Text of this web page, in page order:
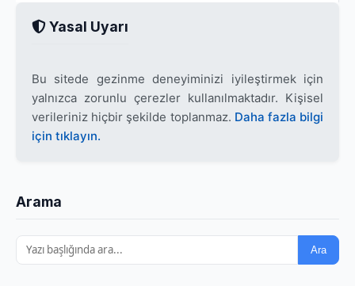
Yasal Uyarı
Bu sitede gezinme deneyiminizi iyileştirmek için
yalnızca zorunlu çerezler kullanılmaktadır. Kişisel
verileriniz hiçbir şekilde toplanmaz. Daha fazla bilgi
için tıklayın.
Arama
Ara